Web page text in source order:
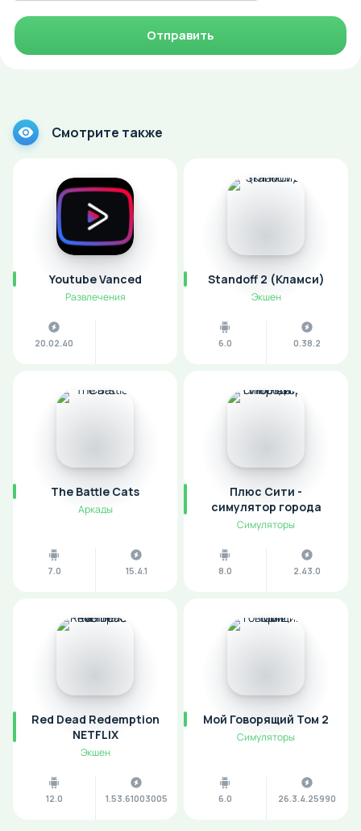
Отправить
Смотрите также
Youtube Vanced
Развлечения
20.02.40
Standoff 2 (Кламси)
Экшен
6.0 0.38.2
The Battle Cats
Аркады
7.0 15.4.1
Плюс Сити -
симулятор города
Симуляторы
8.0 2.43.0
Red Dead Redemption
NETFLIX
Экшен
12.0 1.53.61003005
Мой Говорящий Том 2
Симуляторы
6.0 26.3.4.25990